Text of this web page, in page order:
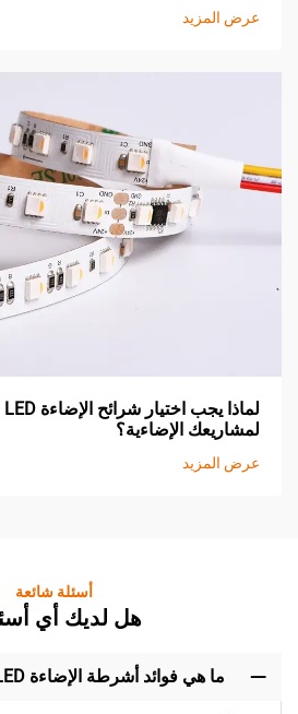
عرض المزيد
لمشاريعك الإضاءية؟
عرض المزيد
أسئلة شائعة
هل لديك أي
ما هي فوائد أشرطة الإضاءة LED من LUMIMORE؟